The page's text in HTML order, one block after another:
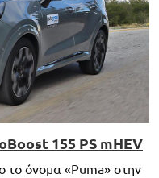
155 PS mHEV
το όνομα «Puma» στην